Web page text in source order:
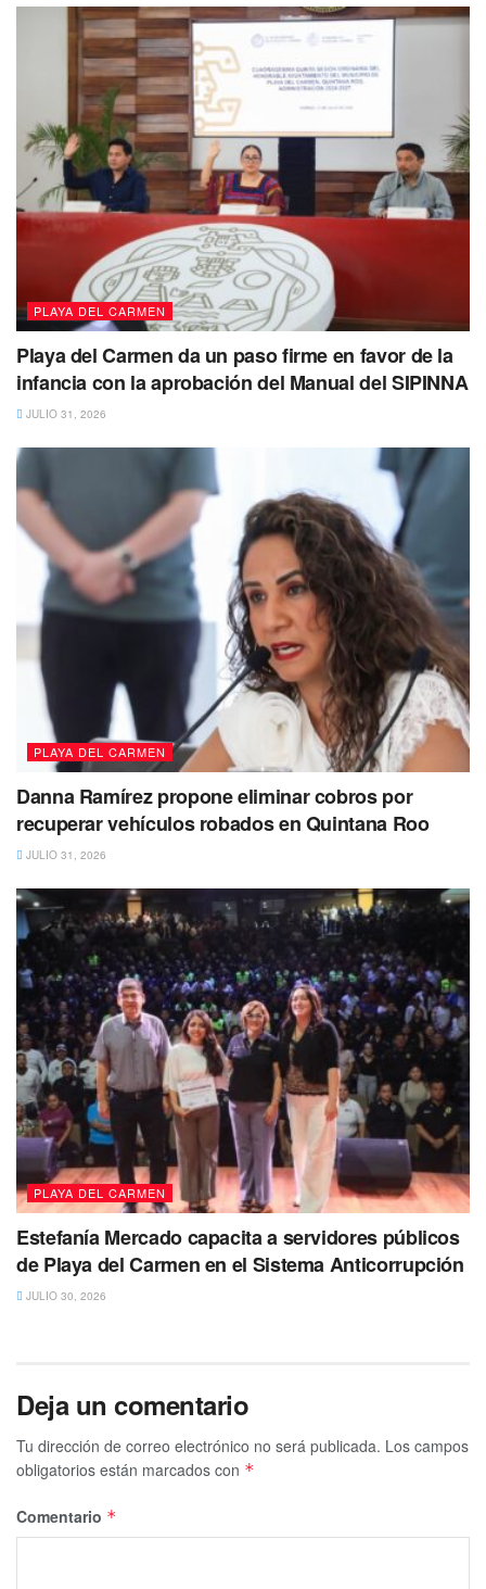
Tags: Lili Campos Playa del Carmen Solidaridad
PLAYA DEL CARMEN
Playa del Carmen da un paso firme en favor de la
infancia con la aprobación del Manual del SIPINNA
JULIO 31, 2026
PLAYA DEL CARMEN
Danna Ramírez propone eliminar cobros por
recuperar vehículos robados en Quintana Roo
JULIO 31, 2026
PLAYA DEL CARMEN
Estefanía Mercado capacita a servidores públicos
de Playa del Carmen en el Sistema Anticorrupción
JULIO 30, 2026
Deja un comentario
Tu dirección de correo electrónico no será publicada. Los campos
obligatorios están marcados con *
Comentario *